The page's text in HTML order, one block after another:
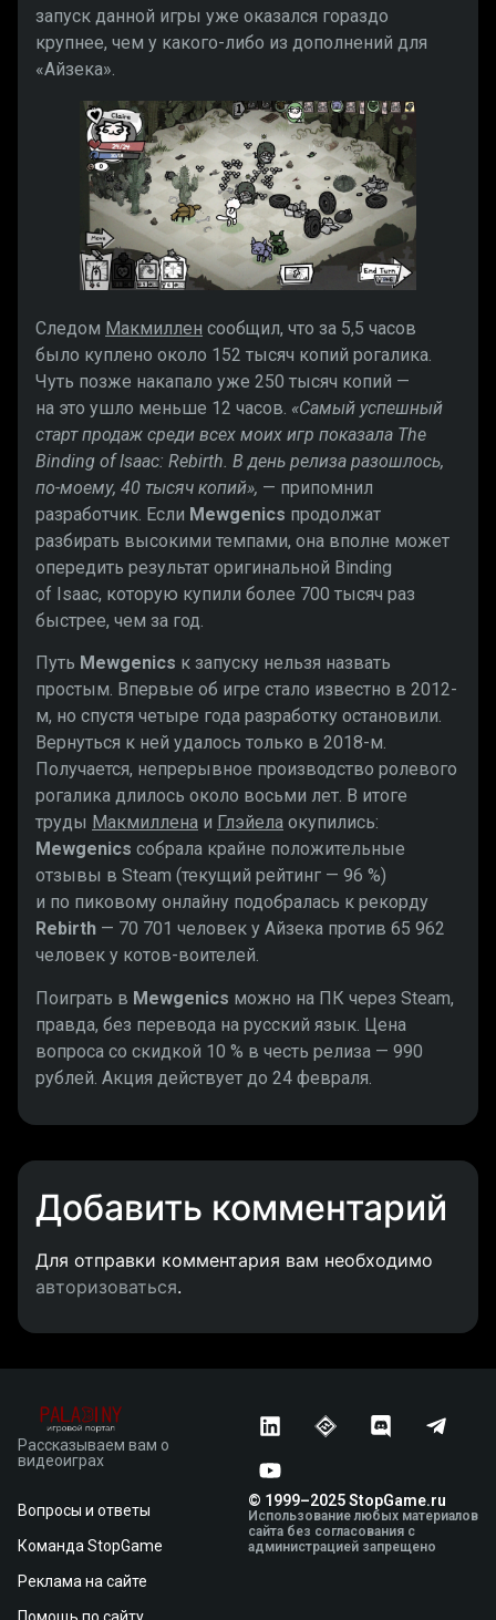
запуск данной игры уже оказался гораздо
крупнее, чем у какого-либо из дополнений для
«Айзека».
Следом Макмиллен сообщил, что за 5,5 часов
было куплено около 152 тысяч копий рогалика.
Чуть позже накапало уже 250 тысяч копий —
на это ушло меньше 12 часов. «Самый успешный
старт продаж среди всех моих игр показала The
Binding of Isaac: Rebirth. В день релиза разошлось,
по-моему, 40 тысяч копий», — припомнил
разработчик. Если Mewgenics продолжат
разбирать высокими темпами, она вполне может
опередить результат оригинальной Binding
of Isaac, которую купили более 700 тысяч раз
быстрее, чем за год.
Путь Mewgenics к запуску нельзя назвать
простым. Впервые об игре стало известно в 2012-
м, но спустя четыре года разработку остановили.
Вернуться к ней удалось только в 2018-м.
Получается, непрерывное производство ролевого
рогалика длилось около восьми лет. В итоге
труды Макмиллена и Глэйела окупились:
Mewgenics собрала крайне положительные
отзывы в Steam (текущий рейтинг — 96 %)
и по пиковому онлайну подобралась к рекорду
Rebirth — 70 701 человек у Айзека против 65 962
человек у котов-воителей.
Поиграть в Mewgenics можно на ПК через Steam,
правда, без перевода на русский язык. Цена
вопроса со скидкой 10 % в честь релиза — 990
рублей. Акция действует до 24 февраля.
Добавить комментарий
Для отправки комментария вам необходимо
авторизоваться.
Рассказываем вам о
видеоиграх
Вопросы и ответы
Команда StopGame
Реклама на сайте
© 1999–2025 StopGame.ru
Использование любых материалов
сайта без согласования с
администрацией запрещено